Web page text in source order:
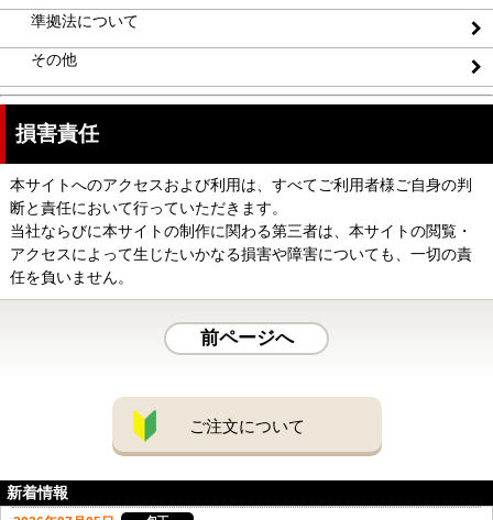
準拠法について
その他
損害責任
本サイトへのアクセスおよび利用は、すべてご利用者様ご自身の判
断と責任において行っていただきます。
当社ならびに本サイトの制作に関わる第三者は、本サイトの閲覧・
アクセスによって生じたいかなる損害や障害についても、一切の責
任を負いません。
前ページへ
ご注文について
新着情報